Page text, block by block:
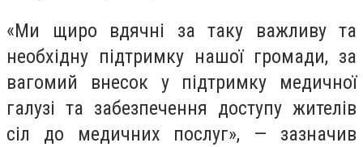
«Ми щиро вдячні за таку важливу та
необхідну підтримку нашої громади, за
вагомий внесок у підтримку медичної
галузі та забезпечення доступу жителів
сіл до медичних послуг», — зазначив